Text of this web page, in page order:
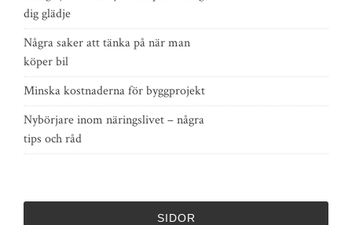
dig glädje
Några saker att tänka på när man
köper bil
Minska kostnaderna för byggprojekt
Nybörjare inom näringslivet – några
tips och råd
SIDOR